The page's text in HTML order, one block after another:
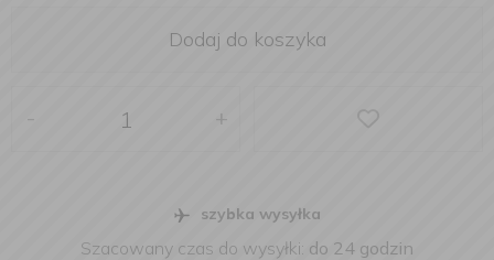
Dodaj do koszyka
+
szybka wysyłka
Szacowany czas do wysyłki: do 24 godzin